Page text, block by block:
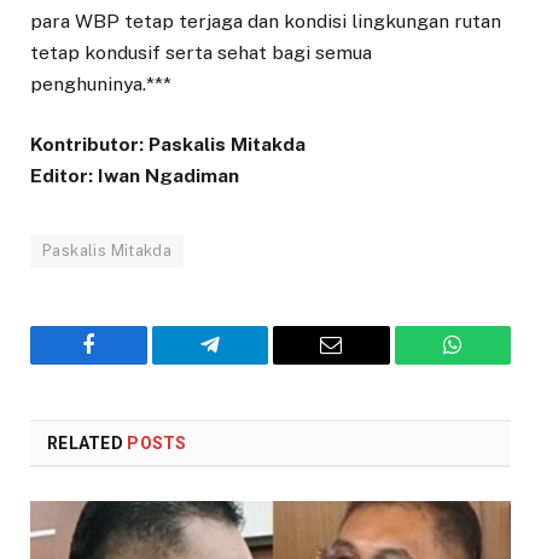
para WBP tetap terjaga dan kondisi lingkungan rutan
tetap kondusif serta sehat bagi semua
penghuninya.***
Kontributor: Paskalis Mitakda
Editor: Iwan Ngadiman
Paskalis Mitakda
Facebook Telegram Email
RELATED POSTS